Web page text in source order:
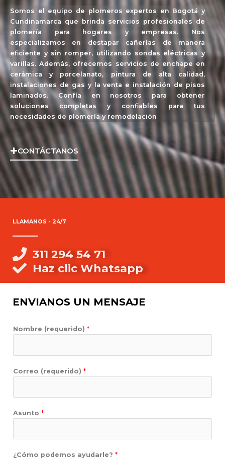
Somos el equipo de plomeros expertos en Bogotá y
Cundinamarca que brinda servicios profesionales de
plomería para hogares y empresas. Nos
especializamos en destapar cañerías de manera
eficiente y sin romper, utilizando sondas eléctricas y
varillas. Además, ofrecemos servicios de enchape en
cerámica y porcelanato, pintura de alta calidad,
instalaciones de gas y la venta e instalación de pisos
laminados. Confía en nosotros para obtener
soluciones completas y confiables para tus
necesidades de plomería y remodelación
CONTÁCTANOS
LLAMANOS - 24/7
311 294 54 71
Haz clic Whatsapp
ENVIANOS UN MENSAJE
Nombre (requerido) *
Correo (requerido) *
Asunto *
¿Cómo podemos ayudarle? *